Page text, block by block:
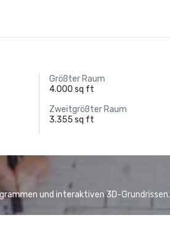
Größter Raum
4.000 sq ft
Zweitgrößter Raum
3.355 sq ft
und interaktiven 3D-Grundrissen.